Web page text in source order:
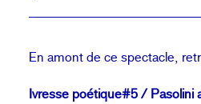
En amont de ce spectacle,
Ivresse poétique#5 / Pasolini